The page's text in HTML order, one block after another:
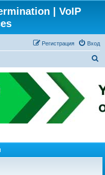
| VoIP
Вход
Регистрация
с
к